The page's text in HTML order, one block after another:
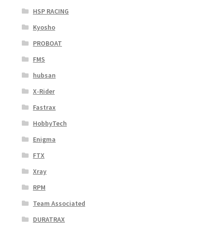
HSP RACING
Kyosho
PROBOAT
FMS
hubsan
X-Rider
Fastrax
HobbyTech
Enigma
FTX
Xray
RPM
Team Associated
DURATRAX